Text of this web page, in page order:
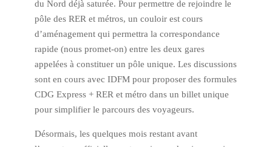
du Nord déjà saturée. Pour permettre de rejoindre le
pôle des RER et métros, un couloir est cours
d’aménagement qui permettra la correspondance
rapide (nous promet-on) entre les deux gares
appelées à constituer un pôle unique. Les discussions
sont en cours avec IDFM pour proposer des formules
CDG Express + RER et métro dans un billet unique
pour simplifier le parcours des voyageurs.
Désormais, les quelques mois restant avant